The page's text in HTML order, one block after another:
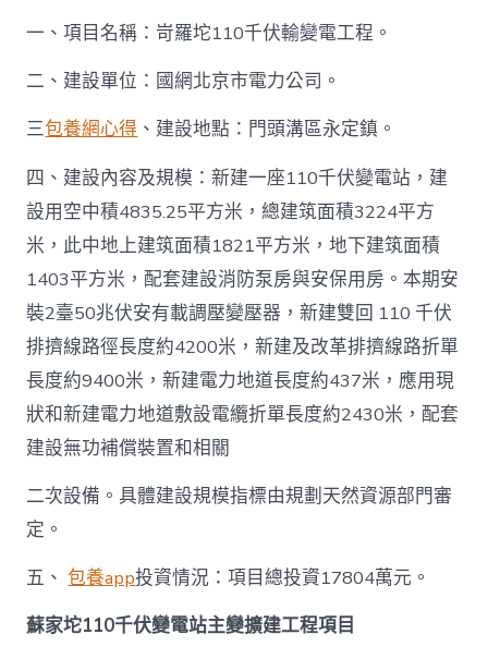
一、項目名稱：岢羅坨110千伏輸變電工程。
二、建設單位：國網北京市電力公司。
三包養網心得 、建設地點：門頭溝區永定鎮。
四、建設內容及規模：新建一座110千伏變電站，建
設用空中積4835.25平方米，總建筑面積3224平方
米，此中地上建筑面積1821平方米，地下建筑面積
1403平方米，配套建設消防泵房與安保用房。本期安
裝2臺50兆伏安有載調壓變壓器，新建雙回 110 千伏
排擠線路徑長度約4200米，新建及改革排擠線路折單
長度約9400米，新建電力地道長度約437米，應用現
狀和新建電力地道敷設電纜折單長度約2430米，配套
建設無功補償裝置和相關
二次設備。具體建設規模指標由規劃天然資源部門審
定。
五、包養app投資情況：項目總投資17804萬元。
蘇家坨110千伏變電站主變擴建工程項目